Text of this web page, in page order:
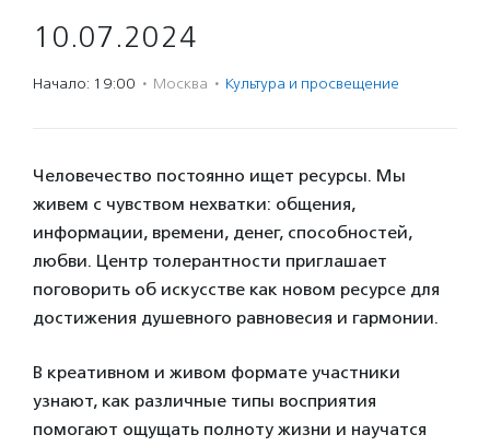
10.07.2024
Начало: 19:00 · Москва · Культура и просвещение
Человечество постоянно ищет ресурсы. Мы
живем с чувством нехватки: общения,
информации, времени, денег, способностей,
любви. Центр толерантности приглашает
поговорить об искусстве как новом ресурсе для
достижения душевного равновесия и гармонии.
В креативном и живом формате участники
узнают, как различные типы восприятия
помогают ощущать полноту жизни и научатся